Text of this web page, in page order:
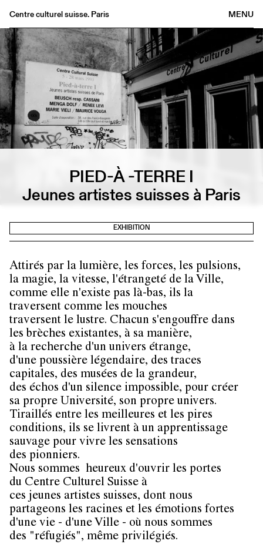
MENU
Centre culturel suisse. Paris
Agenda
Bookshop
Buvette
Archives
Medias
Publications
About
PIED-À -TERRE I
Jeunes artistes suisses à Paris
EXHIBITION
Attirés par la lumière, les forces, les pulsions,
la magie, la vitesse, l'étrangeté de la Ville,
comme elle n'existe pas là-bas, ils la
traversent comme les mouches
traversent le lustre. Chacun s'engouffre dans
les brèches existantes, à sa manière,
à la recherche d'un univers étrange,
d'une poussière légendaire, des traces
capitales, des musées de la grandeur,
des échos d'un silence impossible, pour créer
sa propre Université, son propre univers.
Tiraillés entre les meilleures et les pires
conditions, ils se livrent à un apprentissage
sauvage pour vivre les sensations
des pionniers.
Nous sommes heureux d'ouvrir les portes
du Centre Culturel Suisse à
ces jeunes artistes suisses, dont nous
partageons les racines et les émotions fortes
d'une vie - d'une Ville - où nous sommes
des "réfugiés", même privilégiés.